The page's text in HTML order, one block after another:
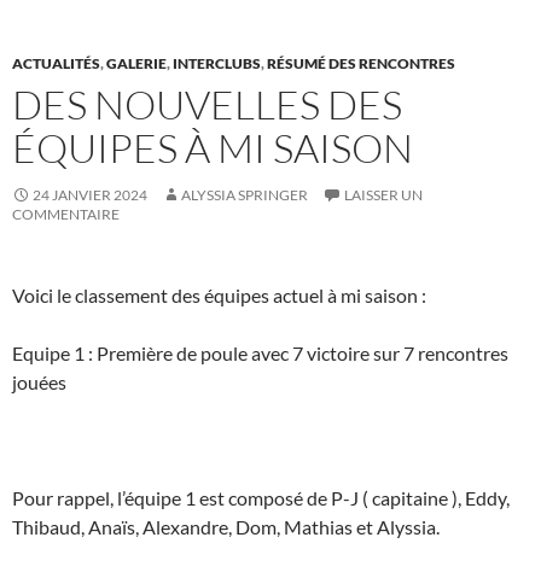
ACTUALITÉS,GALERIE, INTERCLUBS,RÉSUMÉ DES RENCONTRES
DES NOUVELLES DES
ÉQUIPES À MI SAISON
24 JANVIER 2024 ALYSSIA SPRINGER
LAISSER UN
COMMENTAIRE
Voici le classement des équipes actuel à mi saison :
Equipe 1 : Première de poule avec 7 victoire sur 7 rencontres
jouées
Pour rappel, l’équipe 1 est composé de P-J ( capitaine ), Eddy,
Thibaud, Anaïs, Alexandre, Dom, Mathias et Alyssia.